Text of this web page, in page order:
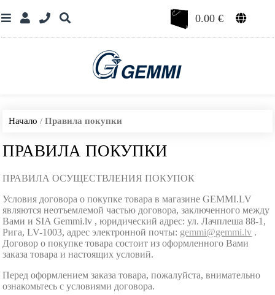
0.00€
Начало /Правила покупки
ПРАВИЛА ПОКУПКИ
ПРАВИЛА ОСУЩЕСТВЛЕНИЯ ПОКУПОК
Условия договора о покупке товара в магазине GEMMI.LV
являются неотъемлемой частью договора, заключенного между
Вами и SIA Gemmi.lv , юридический адрес: ул. Лачплеша 88-1,
Рига, LV-1003, адрес электронной почты: gemmi@gemmi.lv .
Договор о покупке товара состоит из оформленного Вами
заказа товара и настоящих условий.
Перед оформлением заказа товара, пожалуйста, внимательно
ознакомьтесь с условиями договора.